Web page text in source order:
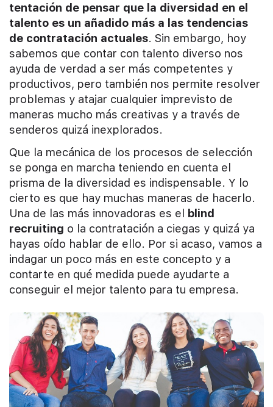
tentación de pensar que la diversidad en el
talento es un añadido más a las tendencias
de contratación actuales. Sin embargo, hoy
sabemos que contar con talento diverso nos
ayuda de verdad a ser más competentes y
productivos, pero también nos permite resolver
problemas y atajar cualquier imprevisto de
maneras mucho más creativas y a través de
senderos quizá inexplorados.
Que la mecánica de los procesos de selección
se ponga en marcha teniendo en cuenta el
prisma de la diversidad es indispensable. Y lo
cierto es que hay muchas maneras de hacerlo.
Una de las más innovadoras es el
blind
recruiting o la contratación a ciegas y quizá ya
hayas oído hablar de ello. Por si acaso, vamos a
indagar un poco más en este concepto y a
contarte en qué medida puede ayudarte a
conseguir el mejor talento para tu empresa.